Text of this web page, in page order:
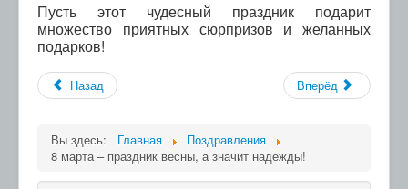
Пусть этот чудесный праздник подарит
множество приятных сюрпризов и желанных
подарков!
Назад Вперёд
Вы здесь: Главная
Поздравления
8 марта – праздник весны, а значит надежды!